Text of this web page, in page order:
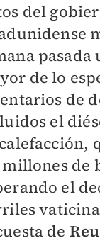
del
de lo
de
el
millones de
el
de